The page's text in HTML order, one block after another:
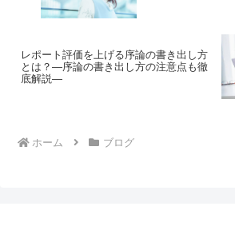
レポート評価を上げる序論の書き出し方
とは？―序論の書き出し方の注意点も徹
底解説―
ホーム ブログ